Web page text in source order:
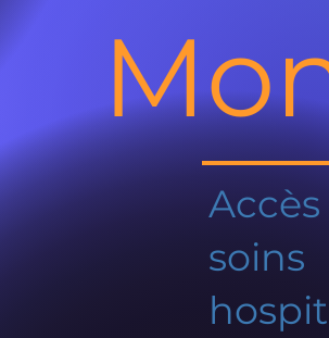
soins